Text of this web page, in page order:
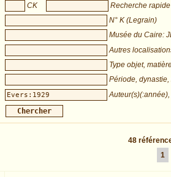
CK
Recherche rapide
N° K (Legrain)
Musée du Caire:
Autres
Type objet,
Période, dynastie,
48
1